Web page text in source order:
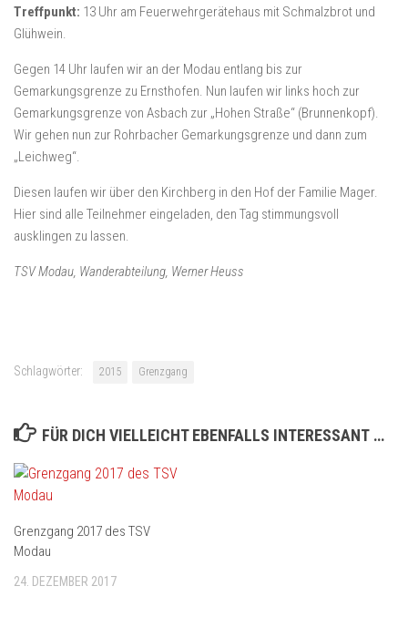
Treffpunkt: 13 Uhr am Feuerwehrgerätehaus mit Schmalzbrot und
Glühwein.
Gegen 14 Uhr laufen wir an der Modau entlang bis zur
Gemarkungsgrenze zu Ernsthofen. Nun laufen wir links hoch zur
Gemarkungsgrenze von Asbach zur „Hohen Straße“ (Brunnenkopf).
Wir gehen nun zur Rohrbacher Gemarkungsgrenze und dann zum
„Leichweg“.
Diesen laufen wir über den Kirchberg in den Hof der Familie Mager.
Hier sind alle Teilnehmer eingeladen, den Tag stimmungsvoll
ausklingen zu lassen.
TSV Modau, Wanderabteilung, Werner Heuss
Schlagwörter: 2015 Grenzgang
FÜR DICH VIELLEICHT EBENFALLS INTERESSANT …
Grenzgang 2017 des TSV
Modau
24. DEZEMBER 2017